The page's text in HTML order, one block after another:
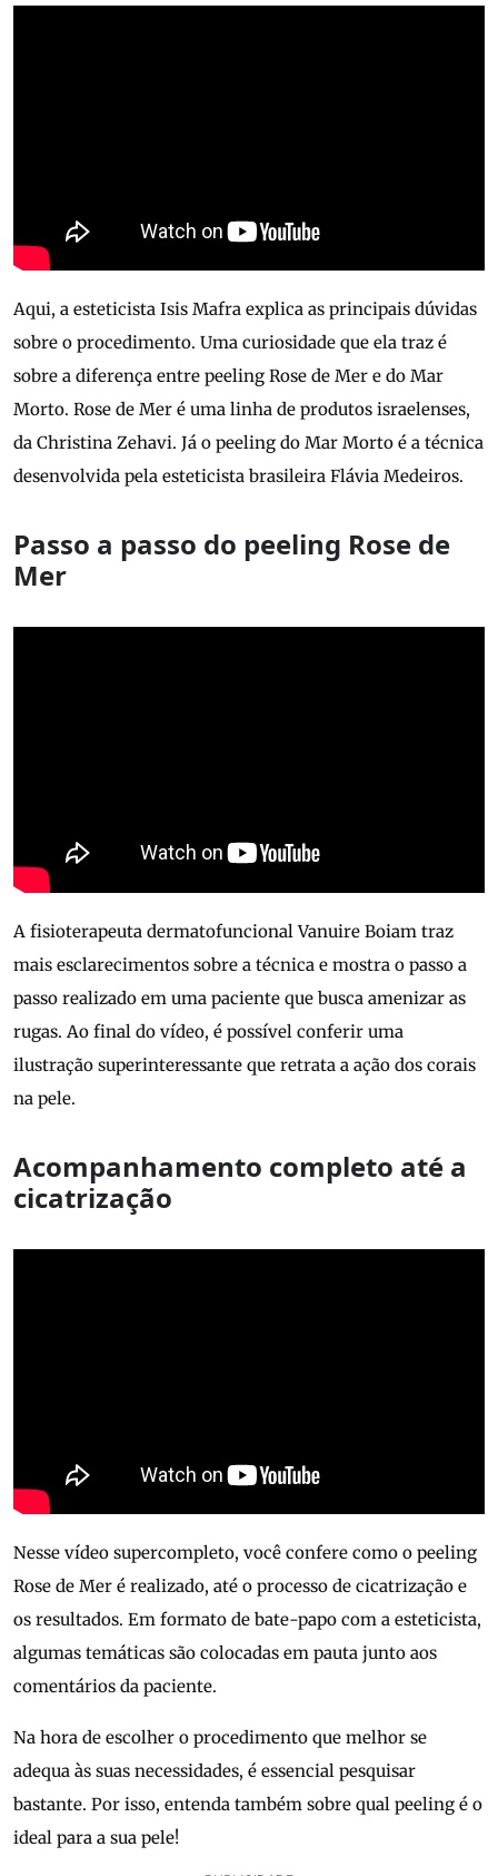
Aqui, a esteticista Isis Mafra explica as principais dúvidas
sobre o procedimento. Uma curiosidade que ela traz é
sobre a diferença entre peeling Rose de Mer e do Mar
Morto. Rose de Mer é uma linha de produtos israelenses,
da Christina Zehavi. Já o peeling do Mar Morto é a técnica
desenvolvida pela esteticista brasileira Flávia Medeiros.
Passo a passo do peeling Rose de
Mer
A fisioterapeuta dermatofuncional Vanuire Boiam traz
mais esclarecimentos sobre a técnica e mostra o passo a
passo realizado em uma paciente que busca amenizar as
rugas. Ao final do vídeo, é possível conferir uma
ilustração superinteressante que retrata a ação dos corais
na pele.
Acompanhamento completo até a
cicatrização
Nesse vídeo supercompleto, você confere como o peeling
Rose de Mer é realizado, até o processo de cicatrização e
os resultados. Em formato de bate-papo com a esteticista,
algumas temáticas são colocadas em pauta junto aos
comentários da paciente.
Na hora de escolher o procedimento que melhor se
adequa às suas necessidades, é essencial pesquisar
bastante. Por isso, entenda também sobre qual peeling é o
ideal para a sua pele!